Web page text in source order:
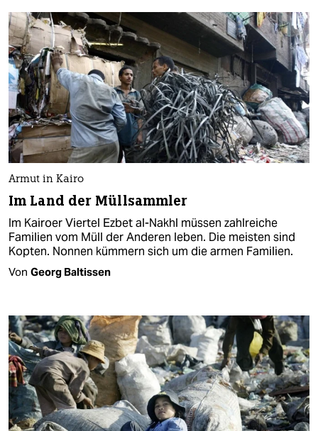
Armut in Kairo
Im Land der Müllsammler
Im Kairoer Viertel Ezbet al-Nakhl müssen zahlreiche
Familien vom Müll der Anderen leben. Die meisten sind
Kopten. Nonnen kümmern sich um die armen Familien.
Von Georg Baltissen